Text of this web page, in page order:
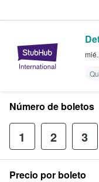
Número de boletos
1 2 3
Precio por boleto